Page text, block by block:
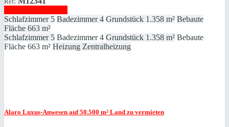
Schlafzimmer 5 Badezimmer 4 Grundstück 1.358 m² Bebaute
Fläche 663 m²
Schlafzimmer 5 Badezimmer 4 Grundstück 1.358 m² Bebaute
Fläche 663 m² Heizung Zentralheizung
Alaro Luxus-Anwesen auf 50.500 m² Land zu vermieten